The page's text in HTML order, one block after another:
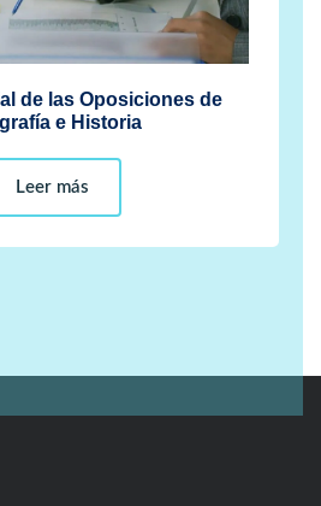
de las Oposiciones de
e Historia
Leer más